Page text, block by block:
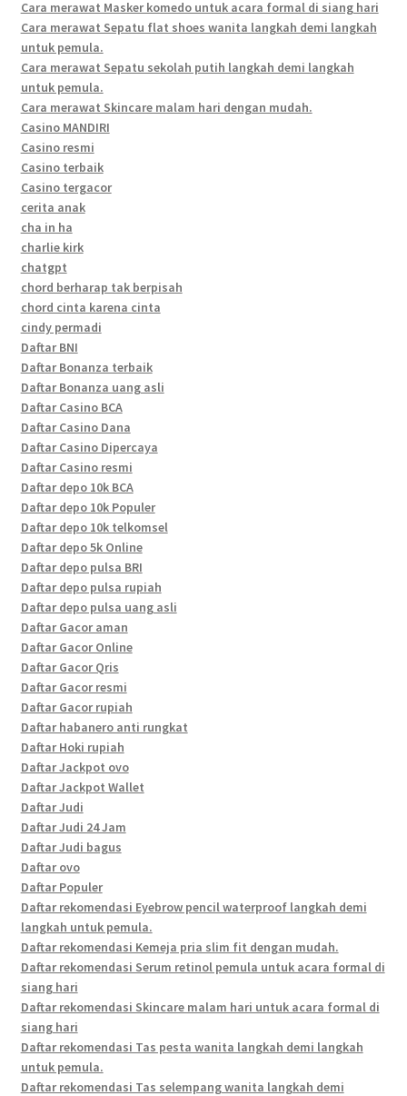
Cara merawat Masker komedo untuk acara formal di siang hari
Cara merawat Sepatu flat shoes wanita langkah demi langkah
untuk pemula.
Cara merawat Sepatu sekolah putih langkah demi langkah
untuk pemula.
Cara merawat Skincare malam hari dengan mudah.
Casino MANDIRI
Casino resmi
Casino terbaik
Casino tergacor
cerita anak
cha in ha
charlie kirk
chatgpt
chord berharap tak berpisah
chord cinta karena cinta
cindy permadi
Daftar BNI
Daftar Bonanza terbaik
Daftar Bonanza uang asli
Daftar Casino BCA
Daftar Casino Dana
Daftar Casino Dipercaya
Daftar Casino resmi
Daftar depo 10k BCA
Daftar depo 10k Populer
Daftar depo 10k telkomsel
Daftar depo 5k Online
Daftar depo pulsa BRI
Daftar depo pulsa rupiah
Daftar depo pulsa uang asli
Daftar Gacor aman
Daftar Gacor Online
Daftar Gacor Qris
Daftar Gacor resmi
Daftar Gacor rupiah
Daftar habanero anti rungkat
Daftar Hoki rupiah
Daftar Jackpot ovo
Daftar Jackpot Wallet
Daftar Judi
Daftar Judi 24 Jam
Daftar Judi bagus
Daftar ovo
Daftar Populer
Daftar rekomendasi Eyebrow pencil waterproof langkah demi
langkah untuk pemula.
Daftar rekomendasi Kemeja pria slim fit dengan mudah.
Daftar rekomendasi Serum retinol pemula untuk acara formal di
siang hari
Daftar rekomendasi Skincare malam hari untuk acara formal di
siang hari
Daftar rekomendasi Tas pesta wanita langkah demi langkah
untuk pemula.
Daftar rekomendasi Tas selempang wanita langkah demi